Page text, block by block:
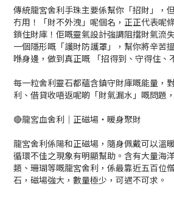
傳統龍宮舍利手珠主要係幫你「招財」，
冇用！「財不外洩」呢個名，正正代表
鎖住財庫！佢嘅靈氣設計強調阻擋財氣流
一個隱形嘅「護財防護罩」，幫你將辛苦
喺身邊，做到真正嘅 「招得到、守得住、
每一粒舍利靈石都蘊含鎮守財庫嘅能量，
利、借貸收唔返呢啲「財氣漏水」嘅問題
🔴龍宮血舍利｜正磁場・暖身聚財
龍宮舍利係陽和正磁場，隨身佩戴可以溫
循環不佳之現象有明顯幫助。含有大量海
類、珊瑚等嘅龍宮舍利，係最靠近五百位
石，磁場強大，數量極少，可遇不可求。